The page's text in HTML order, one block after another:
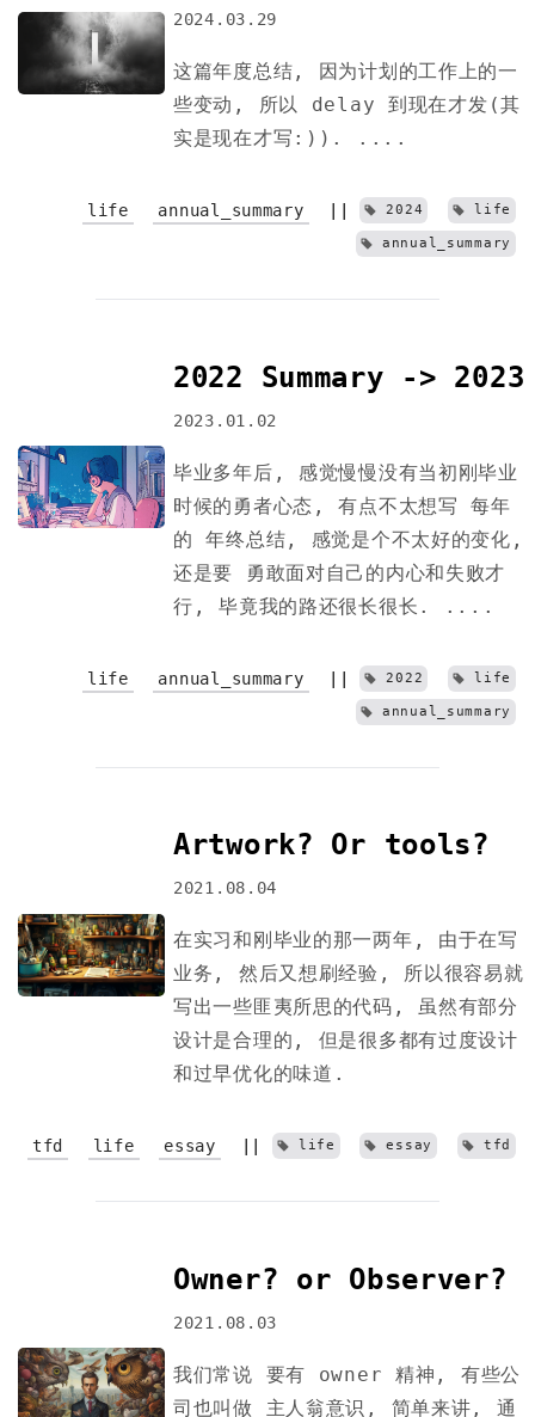
2024.03.29
这篇年度总结, 因为计划的工作上的一
些变动, 所以 delay 到现在才发(其
实是现在才写:)). ....
life annual_summary 2024 life
annual_summary
2022 Summary -> 2023
2023.01.02
毕业多年后, 感觉慢慢没有当初刚毕业
时候的勇者心态, 有点不太想写 每年
的 年终总结, 感觉是个不太好的变化,
还是要 勇敢面对自己的内心和失败才
行, 毕竟我的路还很长很长. ....
life annual_summary 2022 life
annual_summary
Artwork? Or tools?
2021.08.04
在实习和刚毕业的那一两年, 由于在写
业务, 然后又想刷经验, 所以很容易就
写出一些匪夷所思的代码, 虽然有部分
设计是合理的, 但是很多都有过度设计
和过早优化的味道.
tfd life essay life essay tfd
Owner? or Observer?
2021.08.03
我们常说 要有 owner 精神, 有些公
司也叫做 主人翁意识, 简单来讲, 通